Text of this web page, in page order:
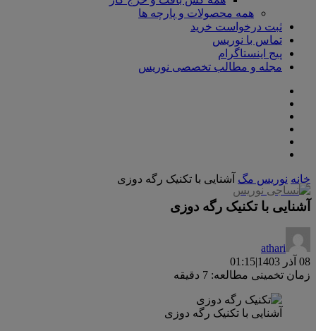
همه محصولات و پارچه ها
ثبت درخواست خرید
تماس با نوریس
پیج اینستاگرام
مجله و مطالب تخصصی نوریس
خانه نوریس مگ آشنایی با تکنیک رگه دوزی
آشنایی با تکنیک رگه دوزی
athari
08 آذر 1403
|
01:15
زمان تخمینی مطالعه: 7 دقیقه
آشنایی با تکنیک رگه دوزی